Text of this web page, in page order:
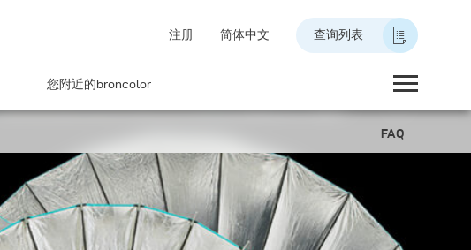
注册 简体中文 查询列表
您附近的broncolor
FAQ